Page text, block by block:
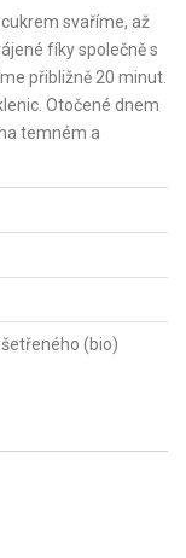
svaříme, až
fíky společně s
přibližně 20 minut.
Otočené dnem
temném a
(bio)